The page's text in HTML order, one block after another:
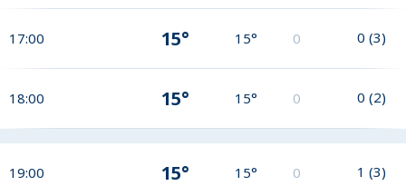
17:00 15° 15° 0 0 (3)
18:00 15° 15° 0 0 (2)
19:00 15° 15° 0 1 (3)